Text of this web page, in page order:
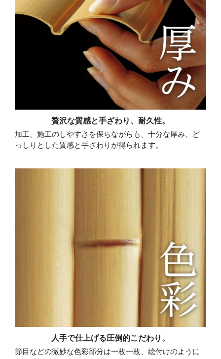
贅沢な質感と手ざわり、耐久性。
加工、施工のしやすさを保ちながらも、十分な厚み、ど
っしりとした質感と手ざわりが得られます。
人手で仕上げる圧倒的こだわり。
節目などの微妙な色彩部分は一枚一枚、絵付けのように